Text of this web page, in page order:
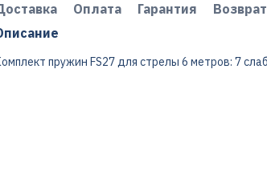
Оплата Гарантия
Возврат
пружин FS27 для стрелы 6 метров: 7